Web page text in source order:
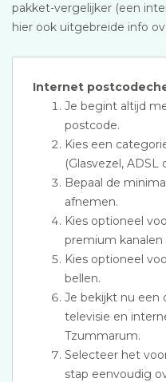
pakket-vergelijker (een
hier ook uitgebreide info
Internet
Je begint altijd
postcode.
Kies een
(Glasvezel, ADSL
Bepaal de
afnemen.
Kies optioneel
premium kanalen
Kies optioneel
bellen.
Je bekijkt nu
televisie en
Tzummarum.
Selecteer het
stap eenvoudig